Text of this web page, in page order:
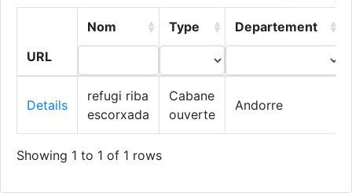
URL
Nom Type Departement
Details
refugi riba
escorxada
Cabane
ouverte
Andorre
Showing 1 to 1 of 1 rows